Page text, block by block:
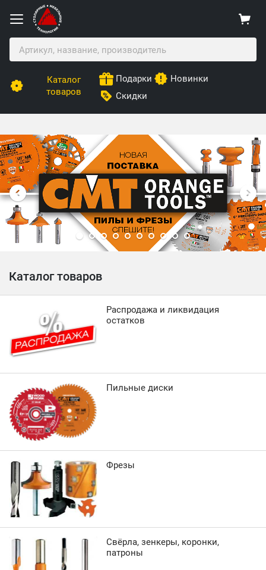
Каталог
товаров
Подарки
Новинки
Скидки
Столярные Мебельные Технологии
Каталог товаров
Распродажа и ликвидация
остатков
Пильные диски
Фрезы
Свёрла, зенкеры, коронки,
патроны